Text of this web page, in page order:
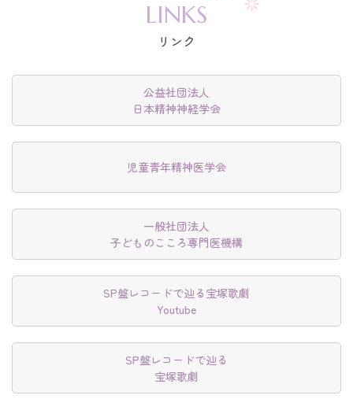
LINKS
リンク
公益社団法人
日本精神神経学会
児童青年精神医学会
一般社団法人
子どものこころ専門医機構
SP盤レコードで辿る宝塚歌劇
Youtube
SP盤レコードで辿る
宝塚歌劇